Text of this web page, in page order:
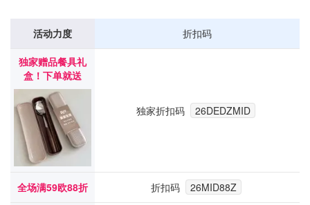
活动力度 折扣码
独家赠品餐具礼
盒！下单就送
独家折扣码 26DEDZMID
全场满59欧88折 折扣码 26MID88Z